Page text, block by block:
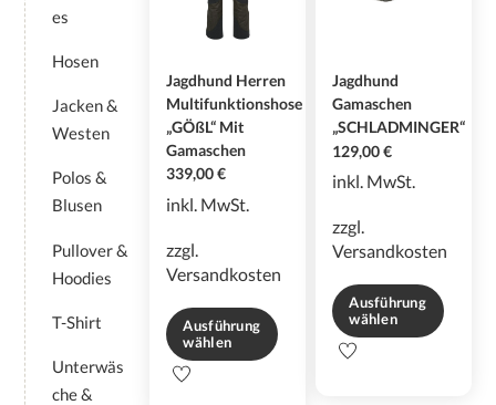
Jagdhund Herren
Multifunktionshose
„GÖßL“ Mit
Gamaschen
339,00€
inkl. MwSt.
zzgl.
Versandkosten
Ausführung
wählen
Dieses
Jagdhund
Gamaschen
„SCHLADMINGER“
129,00€
inkl. MwSt.
zzgl.
Versandkosten
Ausführung
wählen
Dieses
es
Hosen
Jacken &
Westen
Polos &
Blusen
Pullover &
Hoodies
T-Shirt
Unterwäs
che &